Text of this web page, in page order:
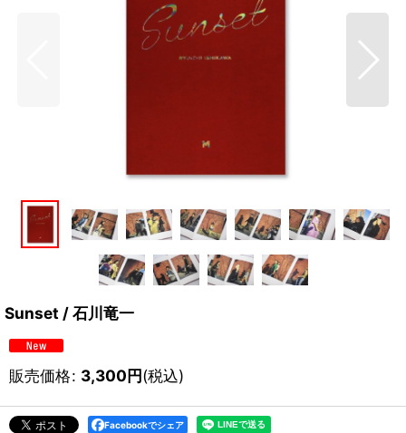
Sunset / 石川竜一
販売価格: 3,300円(税込)
Facebookでシェア